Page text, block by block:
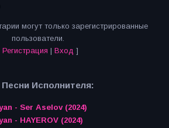
могут только зарегистрированные
пользователи.
Регистрация | Вход ]
Песни Исполнителя:
- Ser Aselov (2024)
- HAYEROV (2024)